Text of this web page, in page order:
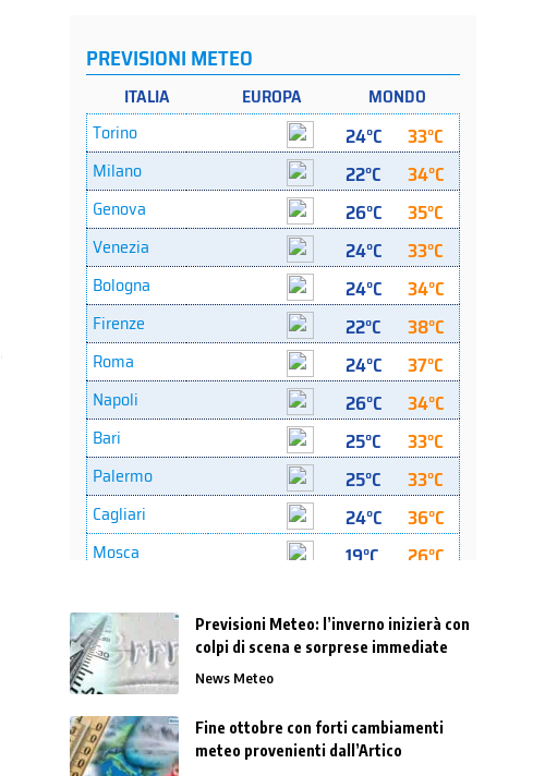
Previsioni Meteo: l’inverno inizierà con
colpi di scena e sorprese immediate
News Meteo
Fine ottobre con forti cambiamenti
meteo provenienti dall’Artico